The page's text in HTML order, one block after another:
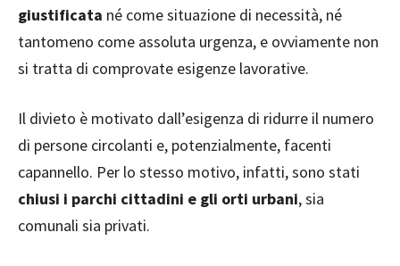
giustificata né come situazione di necessità, né
tantomeno come assoluta urgenza, e ovviamente non
si tratta di comprovate esigenze lavorative.
Il divieto è motivato dall’esigenza di ridurre il numero
di persone circolanti e, potenzialmente, facenti
capannello. Per lo stesso motivo, infatti, sono stati
chiusi i parchi cittadini e gli orti urbani, sia
comunali sia privati.